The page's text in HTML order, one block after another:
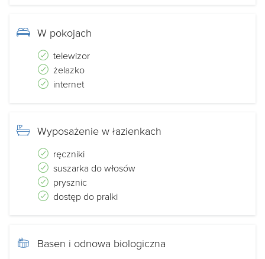
W pokojach
telewizor
żelazko
internet
Wyposażenie w łazienkach
ręczniki
suszarka do włosów
prysznic
dostęp do pralki
Basen i odnowa biologiczna